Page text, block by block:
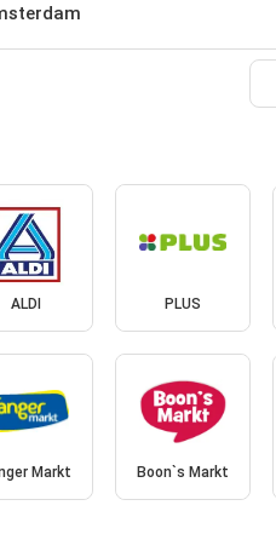
ALDI PLUS
Markt Boon`s Markt